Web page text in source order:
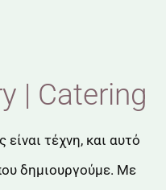
| Catering
τέχνη, και αυτό
δημιουργούμε. Με